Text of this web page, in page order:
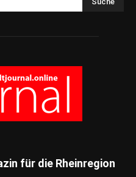
für die Rheinregion